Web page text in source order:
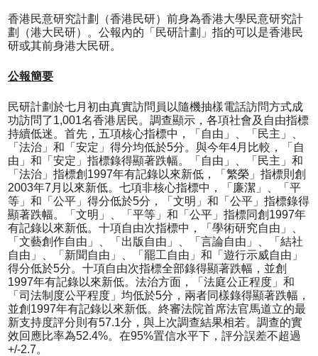
香港民意研究計劃（香港民研）前身為香港大學民意研究計
劃（港大民研）。公報內的「民研計劃」指的可以是香港民
研或其前身港大民研。
公報簡要
民研計劃於七月初由真實訪問員以隨機抽樣電話訪問方式成
功訪問了1,001名香港居民。調查顯示，各項社會及自由指標
持續低迷。首先，五項核心指標中，「自由」、「民主」、
「法治」和「安定」得分均低於5分。與今年4月比較，「自
由」和「安定」指標錄得顯著跌幅。「自由」、「民主」和
「法治」指標創1997年有記錄以來新低，「繁榮」指標則創
2003年7月以來新低。七項非核心指標中，「廉潔」、「平
等」和「公平」得分低於5分，「文明」和「公平」指標錄得
顯著跌幅。「文明」、「平等」和「公平」指標同創1997年
有記錄以來新低。十項自由次指標中，「學術研究自由」、
「文藝創作自由」、「出版自由」、「言論自由」、「結社
自由」、「新聞自由」、「罷工自由」和「遊行示威自由」
得分低於5分。十項自由次指標全部錄得顯著跌幅，並創
1997年有記錄以來新低。法治方面，「法庭公正程度」和
「司法制度公平程度」均低於5分，兩者同樣錄得顯著跌幅，
並創1997年有記錄以來新低。終審法院首席法官馬道立的最
新支持度評分則有57.1分，與上次調查結果相若。調查的實
效回應比率為52.4%。在95%置信水平下，評分誤差不超過
+/-2.7。